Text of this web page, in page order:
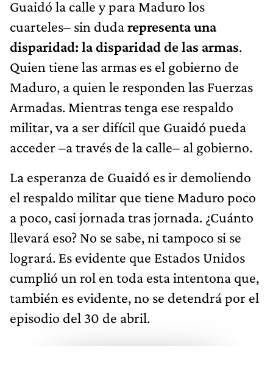
Guaidó la calle y para Maduro los
cuarteles– sin dudarepresenta una
disparidad: la disparidad de las armas.
Quien tiene las armas es el gobierno de
Maduro, a quien le responden las Fuerzas
Armadas. Mientras tenga ese respaldo
militar, va a ser difícil que Guaidó pueda
acceder –a través de la calle– al gobierno.
La esperanza de Guaidó es ir demoliendo
el respaldo militar que tiene Maduro poco
a poco, casi jornada tras jornada. ¿Cuánto
llevará eso? No se sabe, ni tampoco si se
logrará. Es evidente que Estados Unidos
cumplió un rol en toda esta intentona que,
también es evidente, no se detendrá por el
episodio del 30 de abril.